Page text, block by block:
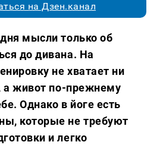
на Дзен.канал
мысли только об
до дивана. На
не хватает ни
а живот по-прежнему
Однако в йоге есть
которые не требуют
и легко